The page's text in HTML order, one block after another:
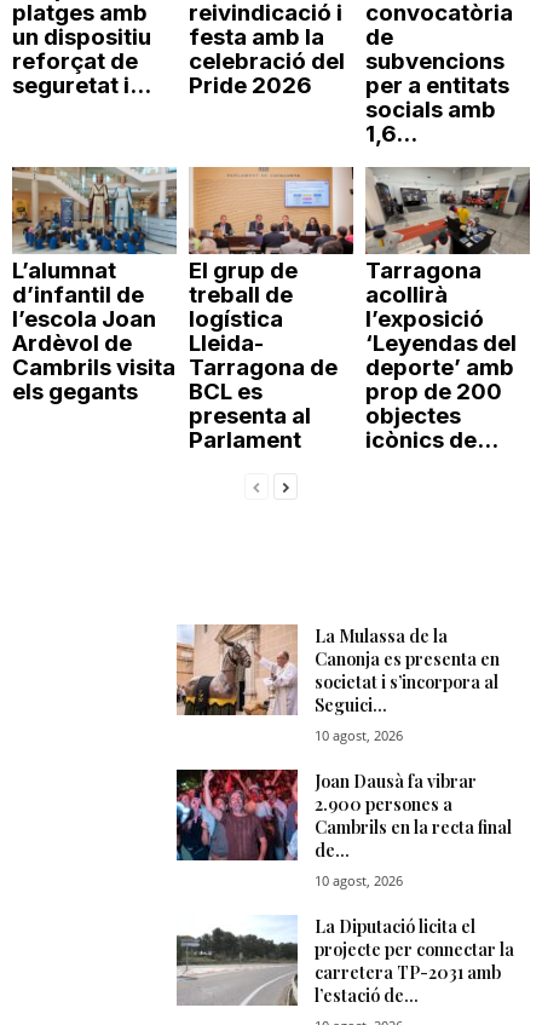
platges amb
un dispositiu
reforçat de
seguretat i...
reivindicació i
festa amb la
celebració del
Pride 2026
convocatòria
de
subvencions
per a entitats
socials amb
1,6...
L’alumnat
d’infantil de
l’escola Joan
Ardèvol de
Cambrils visita
els gegants
El grup de
treball de
logística
Lleida-
Tarragona de
BCL es
presenta al
Parlament
Tarragona
acollirà
l’exposició
‘Leyendas del
deporte’ amb
prop de 200
objectes
icònics de...